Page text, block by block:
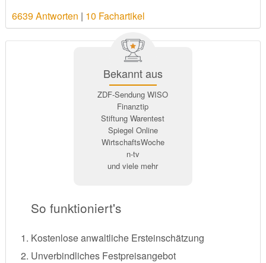
6639 Antworten | 10 Fachartikel
Bekannt aus
ZDF-Sendung WISO
Finanztip
Stiftung Warentest
Spiegel Online
WirtschaftsWoche
n-tv
und viele mehr
So funktioniert's
Kostenlose anwaltliche Ersteinschätzung
Unverbindliches Festpreisangebot